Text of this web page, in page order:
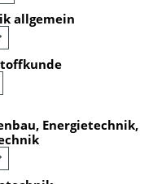
allgemein
Energietechnik,